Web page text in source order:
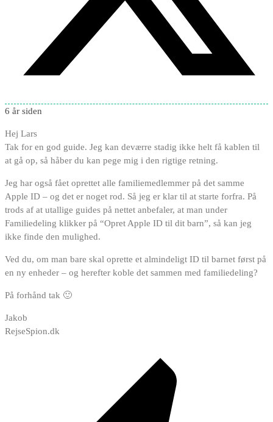
6 år siden
Hej Lars
Tak for en god guide. Jeg kan deværre stadig ikke helt få kablen til
at gå op, så håber du kan pege mig i den rigtige retning.
Jeg har også fået oprettet alle familiemedlemmer på det samme
Apple ID – og det er noget rod. Så jeg er klar til at starte forfra. På
trods af at utallige guides på nettet anbefaler, at man under
Familiedeling klikker på “Opret Apple ID til dit barn”, så kan jeg
ikke finde den mulighed.
Ved du, om man bare skal oprette et almindeligt ID til barnet først på
en ny enheder – og herefter koble det sammen med familiedeling?
På forhånd tak 🙂
Jakob
RejseSpion.dk